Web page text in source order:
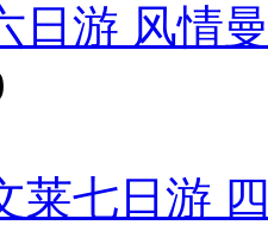
日游 风情
莱七日游